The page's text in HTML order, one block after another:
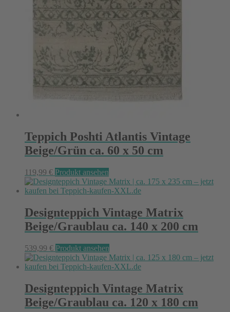
Teppich Poshti Atlantis Vintage
Beige/Grün ca. 60 x 50 cm
119,99 € Produkt ansehen
Designteppich Vintage Matrix
Beige/Graublau ca. 140 x 200 cm
539,99 € Produkt ansehen
Designteppich Vintage Matrix
Beige/Graublau ca. 120 x 180 cm